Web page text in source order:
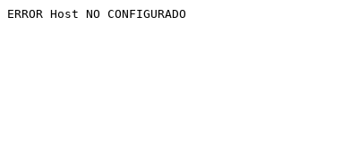
ERROR Host NO CONFIGURADO